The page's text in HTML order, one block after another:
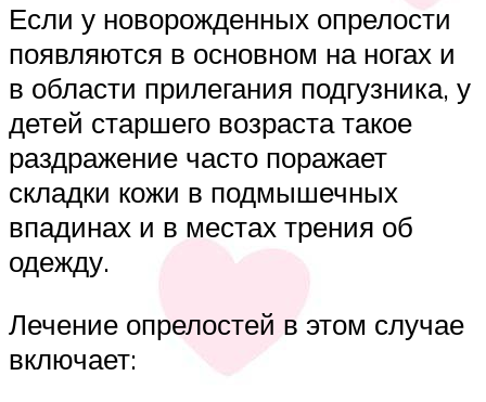
Если у новорожденных опрелости
появляются в основном на ногах и
в области прилегания подгузника, у
детей старшего возраста такое
раздражение часто поражает
складки кожи в подмышечных
впадинах и в местах трения об
одежду.
Лечение опрелостей в этом случае
включает: